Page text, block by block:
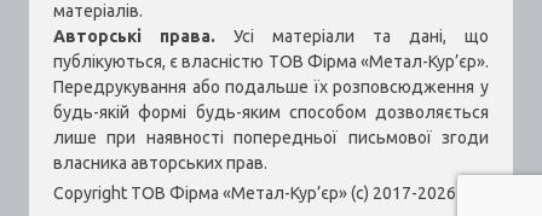
матеріалів.
Авторські права. Усі матеріали та дані, що
публікуються, є власністю ТОВ Фірма «Метал-Кур’єр».
Передрукування або подальше їх розповсюдження у
будь-якій формі будь-яким способом дозволяється
лише при наявності попередньої письмової згоди
власника авторських прав.
Copyright ТОВ Фірма «Метал-Кур’єр» (c) 2017-2026